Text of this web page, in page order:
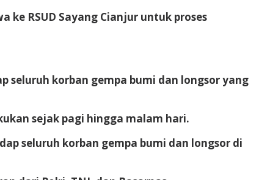
RSUD Sayang Cianjur untuk proses
seluruh korban gempa bumi dan longsor yang
sejak pagi hingga malam hari.
seluruh korban gempa bumi dan longsor di